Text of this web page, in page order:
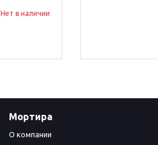
Мортира
О компании